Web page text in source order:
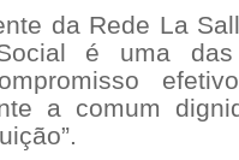
da Rede La
é uma das
a comum